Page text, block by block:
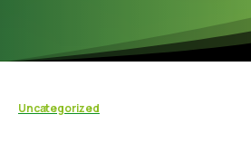
Uncategorized